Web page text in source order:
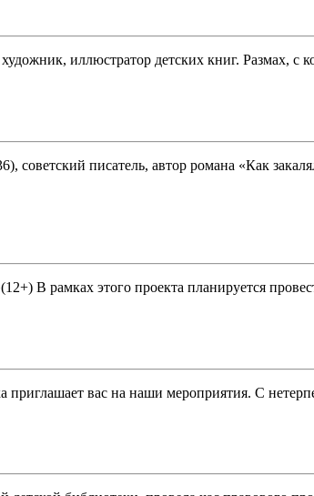
иллюстратор детских книг. Размах, с
писатель, автор романа «Как
В рамках этого проекта планируется
приглашает вас на наши мероприятия. С